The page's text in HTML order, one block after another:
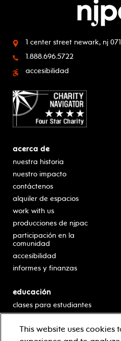
1 center street newark, nj
1.888.696.5722
accesibilidad
acerca de
nuestra historia
nuestro impacto
contáctenos
alquiler de espacios
work with us
producciones de njpac
participación en la
comunidad
accesibilidad
informes y finanzas
educación
clases para estudiantes
escolar
residencias en escuelas
This website uses cookies